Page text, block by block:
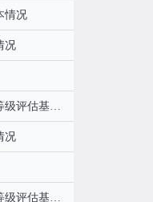
情况
况
二、各县（区）企业等级评估基本情况
况
二、各县（区）企业等级评估基本情况